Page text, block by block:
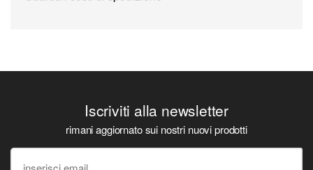
Iscriviti alla newsletter
rimani aggiornato sui nostri nuovi prodotti